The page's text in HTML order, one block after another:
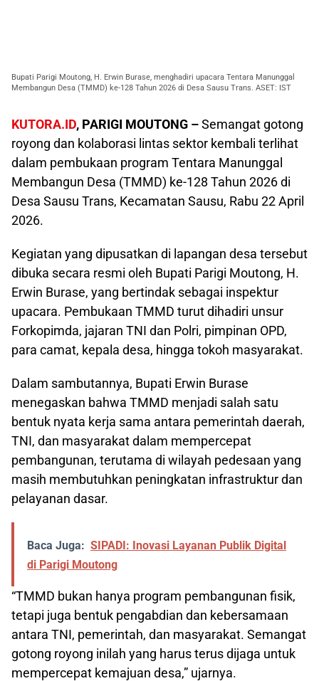
Bupati Parigi Moutong, H. Erwin Burase, menghadiri upacara Tentara Manunggal
Membangun Desa (TMMD) ke-128 Tahun 2026 di Desa Sausu Trans. ASET: IST
KUTORA.ID, PARIGI MOUTONG –Semangat gotong
royong dan kolaborasi lintas sektor kembali terlihat
dalam pembukaan program Tentara Manunggal
Membangun Desa (TMMD) ke-128 Tahun 2026 di
Desa Sausu Trans, Kecamatan Sausu, Rabu 22 April
2026.
Kegiatan yang dipusatkan di lapangan desa tersebut
dibuka secara resmi oleh Bupati Parigi Moutong, H.
Erwin Burase, yang bertindak sebagai inspektur
upacara. Pembukaan TMMD turut dihadiri unsur
Forkopimda, jajaran TNI dan Polri, pimpinan OPD,
para camat, kepala desa, hingga tokoh masyarakat.
Dalam sambutannya, Bupati Erwin Burase
menegaskan bahwa TMMD menjadi salah satu
bentuk nyata kerja sama antara pemerintah daerah,
TNI, dan masyarakat dalam mempercepat
pembangunan, terutama di wilayah pedesaan yang
masih membutuhkan peningkatan infrastruktur dan
pelayanan dasar.
Baca Juga: SIPADI: Inovasi Layanan Publik Digital
di Parigi Moutong
“TMMD bukan hanya program pembangunan fisik,
tetapi juga bentuk pengabdian dan kebersamaan
antara TNI, pemerintah, dan masyarakat. Semangat
gotong royong inilah yang harus terus dijaga untuk
mempercepat kemajuan desa,” ujarnya.